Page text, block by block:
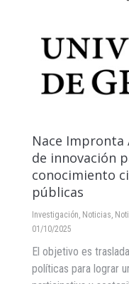
Nace Impronta
de innovación
conocimiento
públicas
Investigación, Noticias,
01/10/2025
El objetivo es
políticas para lograr